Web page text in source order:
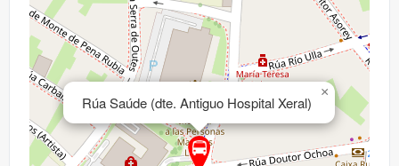
Rúa Saúde (dte. Antiguo Hospital Xeral)
×